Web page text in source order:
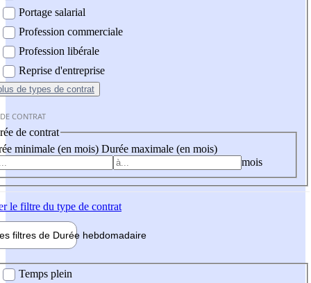
Portage salarial
Profession commerciale
Profession libérale
Reprise d'entreprise
de types de contrat
CONTRAT
de contrat
minimale (en mois) Durée maximale (en mois)
mois
le filtre du type de contrat
filtres de Durée hebdomadaire
Temps plein